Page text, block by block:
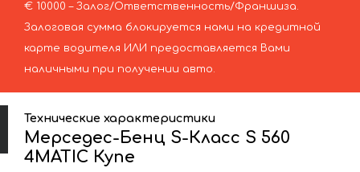
€ 10000 – Залог/Ответственность/Франшиза.
Залоговая сумма блокируется нами на кредитной
карте водителя ИЛИ предоставляется Вами
наличными при получении авто.
Технические характеристики
Мерседес-Бенц S-Класс S 560
4MATIC Купе